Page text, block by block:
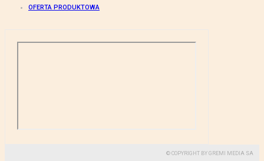
OFERTA PRODUKTOWA
© COPYRIGHT BY GREMI MEDIA SA